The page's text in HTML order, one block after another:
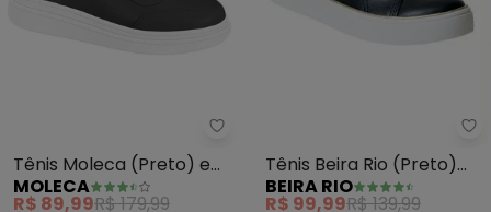
Moleca - Tênis Moleca (Preto)
Tênis Moleca (Preto) em
Sintético
MOLECA
R$ 89,99R$ 179,99
Tênis Beira Rio (Preto)
em Sintético
BEIRA RIO
R$ 99,99R$ 139,99